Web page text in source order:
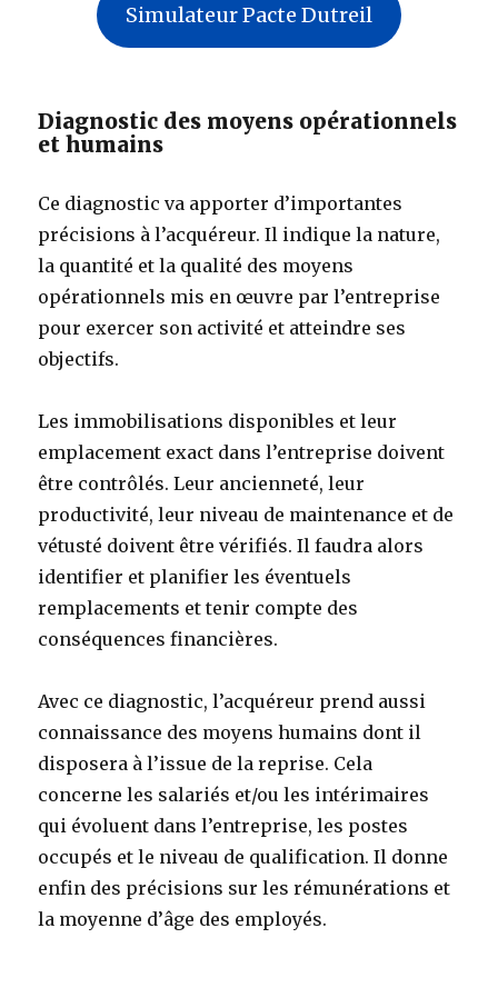
Simulateur Pacte Dutreil
Diagnostic des moyens opérationnels
et humains
Ce diagnostic va apporter d’importantes
précisions à l’acquéreur. Il indique la nature,
la quantité et la qualité des moyens
opérationnels mis en œuvre par l’entreprise
pour exercer son activité et atteindre ses
objectifs.
Les immobilisations disponibles et leur
emplacement exact dans l’entreprise doivent
être contrôlés. Leur ancienneté, leur
productivité, leur niveau de maintenance et de
vétusté doivent être vérifiés. Il faudra alors
identifier et planifier les éventuels
remplacements et tenir compte des
conséquences financières.
Avec ce diagnostic, l’acquéreur prend aussi
connaissance des moyens humains dont il
disposera à l’issue de la reprise. Cela
concerne les salariés et/ou les intérimaires
qui évoluent dans l’entreprise, les postes
occupés et le niveau de qualification. Il donne
enfin des précisions sur les rémunérations et
la moyenne d’âge des employés.